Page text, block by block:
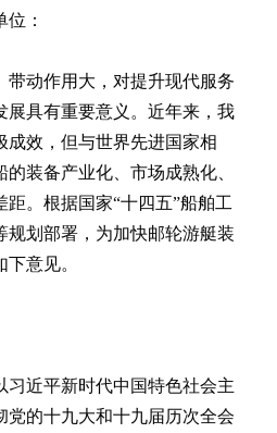
：
带动作用大，对提升现代服务
展具有重要意义。近年来，我
成效，但与世界先进国家相
装备产业化、市场成熟化、
。根据国家“十四五”船舶工
规划部署，为加快邮轮游艇装
意见。
习近平新时代中国特色社会主
党的十九大和十九届历次全会